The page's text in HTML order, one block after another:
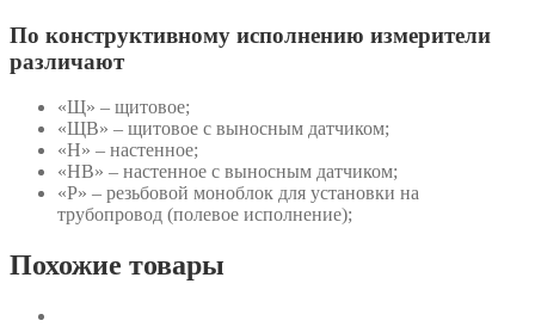
По конструктивному исполнению измерители
различают
«Щ» – щитовое;
«ЩВ» – щитовое с выносным датчиком;
«Н» – настенное;
«НВ» – настенное с выносным датчиком;
«Р» – резьбовой моноблок для установки на
трубопровод (полевое исполнение);
Похожие товары